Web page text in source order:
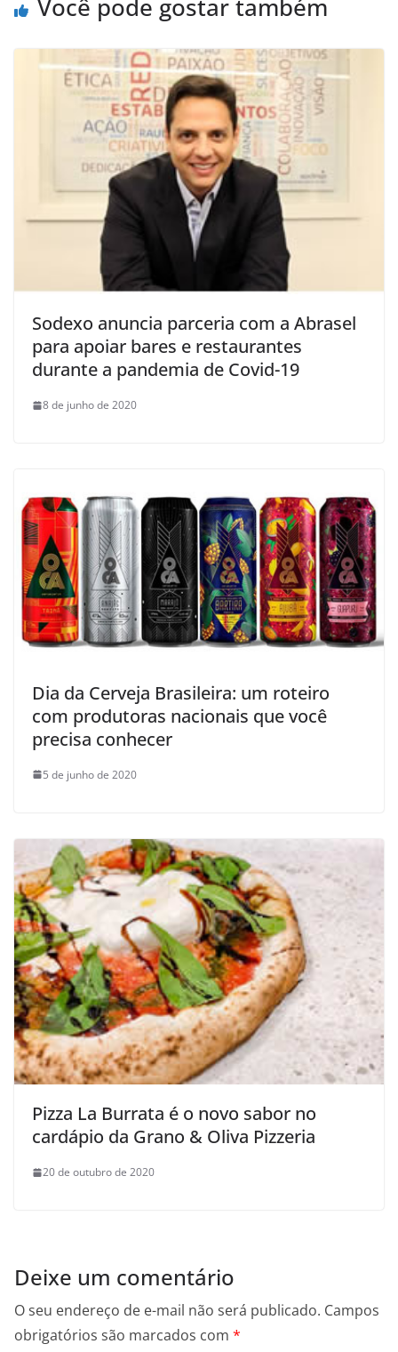
Você pode gostar também
Sodexo anuncia parceria com a Abrasel
para apoiar bares e restaurantes
durante a pandemia de Covid-19
8 de junho de 2020
Dia da Cerveja Brasileira: um roteiro
com produtoras nacionais que você
precisa conhecer
5 de junho de 2020
Pizza La Burrata é o novo sabor no
cardápio da Grano & Oliva Pizzeria
20 de outubro de 2020
Deixe um comentário
O seu endereço de e-mail não será publicado. Campos
obrigatórios são marcados com *